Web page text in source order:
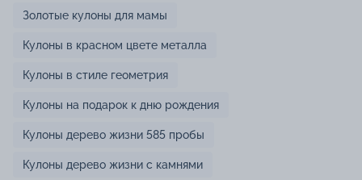
Золотые кулоны для мамы
Кулоны в красном цвете металла
Кулоны в стиле геометрия
Кулоны на подарок к дню рождения
Кулоны дерево жизни 585 пробы
Кулоны дерево жизни с камнями